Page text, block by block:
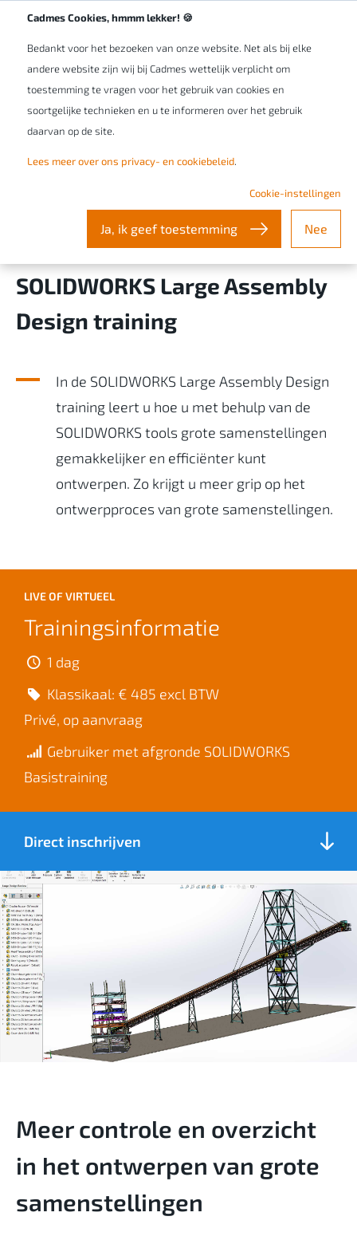
Cadmes Cookies, hmmm lekker! 🍪
Bedankt voor het bezoeken van onze website. Net als bij elke
andere website zijn wij bij Cadmes wettelijk verplicht om
toestemming te vragen voor het gebruik van cookies en
soortgelijke technieken en u te informeren over het gebruik
daarvan op de site.
Lees meer over ons privacy- en cookiebeleid.
Cookie-instellingen
Ja, ik geef toestemming Nee
Werken bij Cadmes
Efficiënter grote
en systeemprestaties
verbeteren met de
SOLIDWORKS Large Assembly
Design training
In de SOLIDWORKS Large Assembly Design
training leert u hoe u met behulp van de
SOLIDWORKS tools grote samenstellingen
gemakkelijker en efficiënter kunt
ontwerpen. Zo krijgt u meer grip op het
ontwerpproces van grote samenstellingen.
LIVE OF VIRTUEEL
Trainingsinformatie
1 dag
Klassikaal: € 485 excl BTW
Privé, op aanvraag
Gebruiker met afgronde SOLIDWORKS
Basistraining
Direct inschrijven
Meer controle en overzicht
in het ontwerpen van grote
samenstellingen